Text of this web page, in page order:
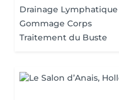
Drainage
Gommage Corps
Traitement du Buste